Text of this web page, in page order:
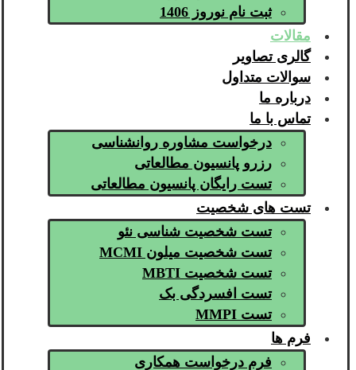
ثبت نام نوروز 1406
مقالات
گالری تصاویر
سوالات متداول
درباره ما
تماس با ما
درخواست مشاوره روانشناسی
رزرو پانسیون مطالعاتی
تست رایگان پانسیون مطالعاتی
تست های شخصیت
تست شخصیت شناسی نئو
تست شخصیت میلون MCMI
تست شخصیت MBTI
تست افسردگی بک
تست MMPI
فرم ها
فرم درخواست همکاری